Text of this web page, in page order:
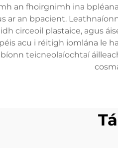
an fhoirgnimh ina
ar an bpacient.
circeoil plastaice, agus
acu i réitigh iomlána le
teicneolaíochtaí